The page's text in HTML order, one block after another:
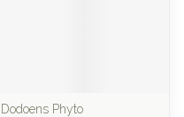
Dodoens Phyto